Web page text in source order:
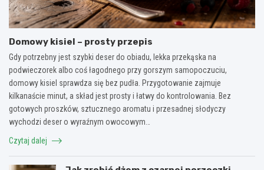
Domowy kisiel – prosty przepis
Gdy potrzebny jest szybki deser do obiadu, lekka przekąska na
podwieczorek albo coś łagodnego przy gorszym samopoczuciu,
domowy kisiel sprawdza się bez pudła. Przygotowanie zajmuje
kilkanaście minut, a skład jest prosty i łatwy do kontrolowania. Bez
gotowych proszków, sztucznego aromatu i przesadnej słodyczy
wychodzi deser o wyraźnym owocowym…
Czytaj dalej